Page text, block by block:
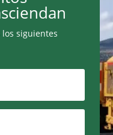
siguientes